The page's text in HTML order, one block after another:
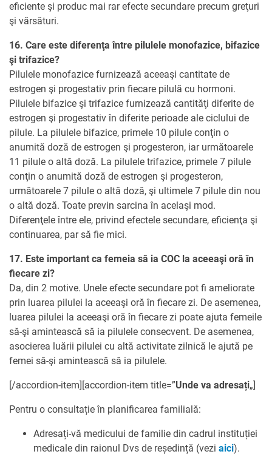
eficiente şi produc mai rar efecte secundare precum greţuri
şi vărsături.
16. Care este diferenţa între pilulele monofazice, bifazice
şi trifazice?
Pilulele monofazice furnizează aceeaşi cantitate de
estrogen şi progestativ prin fiecare pilulă cu hormoni.
Pilulele bifazice şi trifazice furnizează cantităţi diferite de
estrogen şi progestativ în diferite perioade ale ciclului de
pilule. La pilulele bifazice, primele 10 pilule conţin o
anumită doză de estrogen şi progesteron, iar următoarele
11 pilule o altă doză. La pilulele trifazice, primele 7 pilule
conţin o anumită doză de estrogen şi progesteron,
următoarele 7 pilule o altă doză, şi ultimele 7 pilule din nou
o altă doză. Toate previn sarcina în acelaşi mod.
Diferenţele între ele, privind efectele secundare, eficienţa şi
continuarea, par să fie mici.
17. Este important ca femeia să ia COC la aceeaşi oră în
fiecare zi?
Da, din 2 motive. Unele efecte secundare pot fi ameliorate
prin luarea pilulei la aceeaşi oră în fiecare zi. De asemenea,
luarea pilulei la aceeaşi oră în fiecare zi poate ajuta femeile
să-şi amintească să ia pilulele consecvent. De asemenea,
asocierea luării pilulei cu altă activitate zilnică le ajută pe
femei să-şi amintească să ia pilulele.
[/accordion-item][accordion-item title=”Unde va adresați„]
Pentru o consultație în planificarea familială:
Adresați-vă medicului de familie din cadrul instituției
medicale din raionul Dvs de reședință (vezi aici).